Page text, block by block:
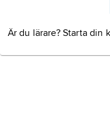
Är du lärare? Starta din